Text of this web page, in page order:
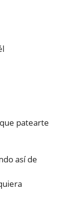
patearte
así de